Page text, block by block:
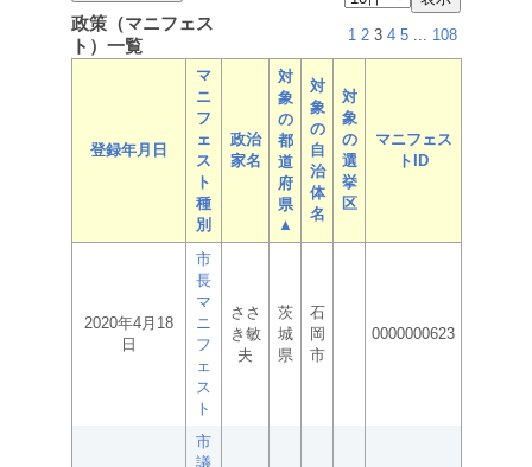
政策（マニフェス
ト）一覧
1 2 3 4 5 ... 108
登録年月日
マ
ニ
フ
ェ
ス
ト
種
別
政治
家名
対
象
の
都
道
府
県
▲
対
象
の
自
治
体
名
対
象
の
選
挙
区
マニフェス
トID
2020年4月18
日
市
長
マ
ニ
フ
ェ
ス
ト
ささ
き敏
夫
茨
城
県
石
岡
市
0000000623
市
議